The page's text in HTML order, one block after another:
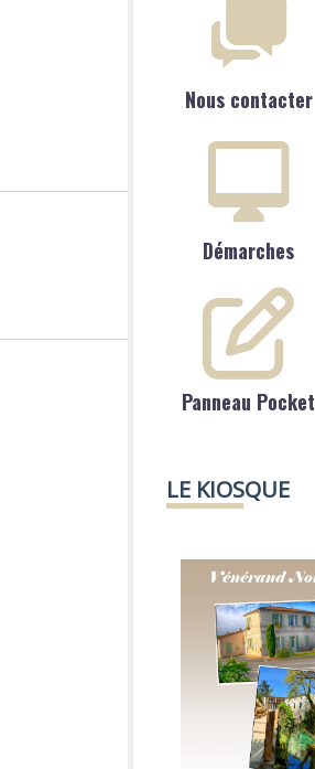
Nous contacter
Démarches
Panneau Pocket
LE KIOSQUE